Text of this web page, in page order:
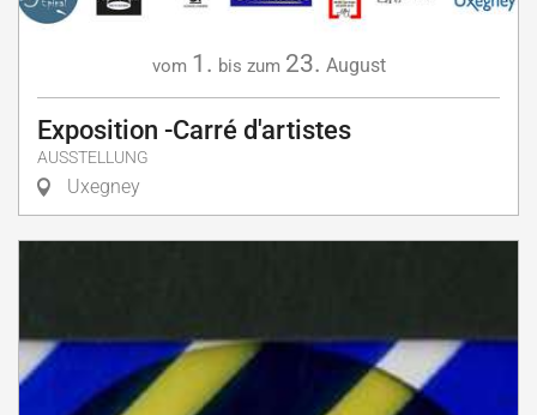
vom 1. bis zum 23. August
Exposition -Carré d'artistes
AUSSTELLUNG
Uxegney